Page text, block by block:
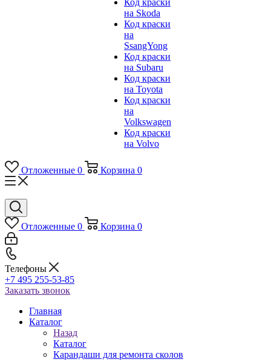
Код краски
на Skoda
Код краски
на
SsangYong
Код краски
на Subaru
Код краски
на Toyota
Код краски
на
Volkswagen
Код краски
на Volvo
Отложенные 0 Корзина 0
Отложенные 0 Корзина 0
Телефоны
+7 495 255-53-85
Заказать звонок
Главная
Каталог
Назад
Каталог
Карандаши для ремонта сколов